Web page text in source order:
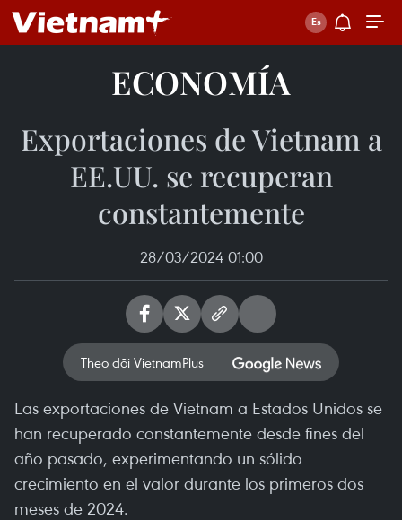
ECONOMÍA
Exportaciones de Vietnam a
EE.UU. se recuperan
constantemente
28/03/2024 01:00
Theo dõi VietnamPlus
Las exportaciones de Vietnam a Estados Unidos se
han recuperado constantemente desde fines del
año pasado, experimentando un sólido
crecimiento en el valor durante los primeros dos
meses de 2024.